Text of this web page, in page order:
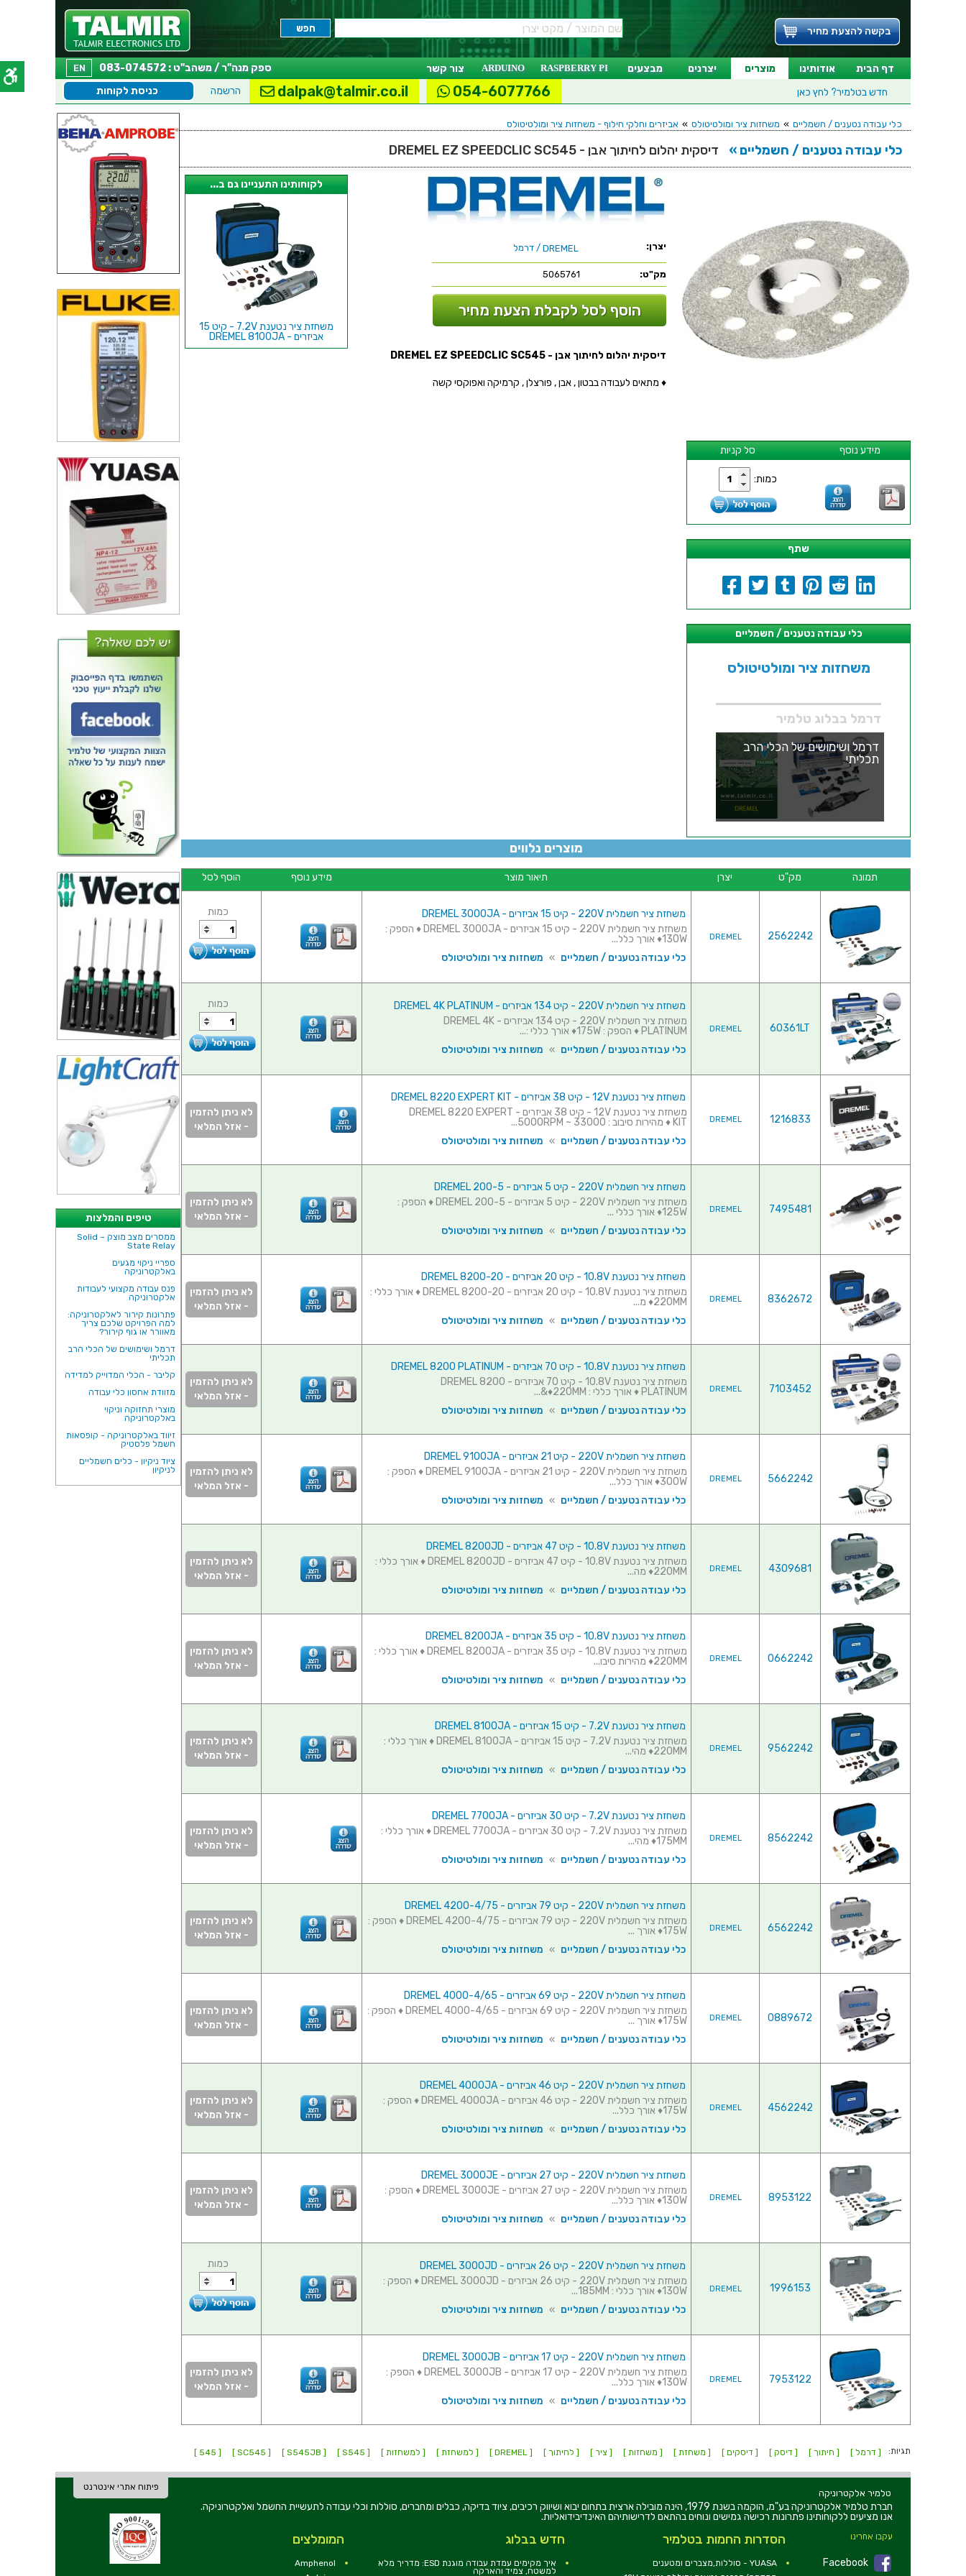
בקשה להצעת מחיר
דף הבית אודותינו מוצרים יצרנים מבצעים RASPBERRY PI
ARDUINO צור קשר EN
ספק מנה"ר / משהב"ט : 083-074572
חדש בטלמיר? לחץ כאן כניסת לקוחות הרשמה dalpak@talmir.co.il 054-6077766
טיפים והמלצות
ממסרים מצב מוצק – Solid
State Relay
ספריי ניקוי מגעים
באלקטרוניקה
פנס עבודה מקצועי לעבודות
אלקטרוניקה
פתרונות קירור לאלקטרוניקה:
למה הפרויקט שלכם צריך
מאוורר או גוף קירור?
דרמל ושימושים של הכלי הרב
תכליתי
קליבר - הכלי המדוייק למדידה
מזוודת אחסון כלי עבודה
מוצרי תחזוקה וניקוי
באלקטרוניקה
זיווד באלקטרוניקה - קופסאות
חשמל פלסטיק
ציוד ניקיון - כלים חשמליים
לניקיון
כלי עבודה נטענים / חשמליים » משחזות ציר ומולטיטולס » אביזרים וחלקי חילוף - משחזות ציר ומולטיטולס
כלי עבודה נטענים / חשמליים » דיסקית יהלום לחיתוך אבן - DREMEL EZ SPEEDCLIC SC545
סל קניות מידע נוסף
כמות:
שתף
כלי עבודה נטענים / חשמליים
משחזות ציר ומולטיטולס
דרמל בבלוג טלמיר
דרמל ושימושים של הכלי הרב
תכליתי
יצרן: DREMEL / דרמל
מק"ט: 5065761
הוסף לסל לקבלת הצעת מחיר
לקוחותינו התעניינו גם ב...
משחזת ציר נטענת 7.2V - קיט 15
אביזרים - DREMEL 8100JA
דיסקית יהלום לחיתוך אבן - DREMEL EZ SPEEDCLIC SC545
♦ מתאים לעבודה בבטון , אבן , פורצלן , קרמיקה ואפוקסי קשה
מוצרים נלווים
תמונה מק"ט יצרן תיאור מוצר מידע נוסף הוסף לסל
2562242
DREMEL
משחזת ציר חשמלית 220V - קיט 15 אביזרים - DREMEL 3000JA
משחזת ציר חשמלית 220V - קיט 15 אביזרים - DREMEL 3000JA ♦ הספק :
130W♦ אורך כלל...
כלי עבודה נטענים / חשמליים » משחזות ציר ומולטיטולס
כמות
60361LT
DREMEL
משחזת ציר חשמלית 220V - קיט 134 אביזרים - DREMEL 4K PLATINUM
משחזת ציר חשמלית 220V - קיט 134 אביזרים - DREMEL 4K
PLATINUM ♦ הספק : 175W♦ אורך כללי :...
כלי עבודה נטענים / חשמליים » משחזות ציר ומולטיטולס
כמות
1216833
DREMEL
משחזת ציר נטענת 12V - קיט 38 אביזרים - DREMEL 8220 EXPERT KIT
משחזת ציר נטענת 12V - קיט 38 אביזרים - DREMEL 8220 EXPERT
KIT ♦ מהירות סיבוב : 5000RPM ~ 33000...
כלי עבודה נטענים / חשמליים » משחזות ציר ומולטיטולס
לא ניתן להזמין
- אזל המלאי
7495481
DREMEL
משחזת ציר חשמלית 220V - קיט 5 אביזרים - DREMEL 200-5
משחזת ציר חשמלית 220V - קיט 5 אביזרים - DREMEL 200-5 ♦ הספק :
125W♦ אורך כללי ...
כלי עבודה נטענים / חשמליים » משחזות ציר ומולטיטולס
לא ניתן להזמין
- אזל המלאי
8362672
DREMEL
משחזת ציר נטענת 10.8V - קיט 20 אביזרים - DREMEL 8200-20
משחזת ציר נטענת 10.8V - קיט 20 אביזרים - DREMEL 8200-20 ♦ אורך כללי :
220MM♦ מ...
כלי עבודה נטענים / חשמליים » משחזות ציר ומולטיטולס
לא ניתן להזמין
- אזל המלאי
7103452
DREMEL
משחזת ציר נטענת 10.8V - קיט 70 אביזרים - DREMEL 8200 PLATINUM
משחזת ציר נטענת 10.8V - קיט 70 אביזרים - DREMEL 8200
PLATINUM ♦ אורך כללי : 220MM♦&...
כלי עבודה נטענים / חשמליים » משחזות ציר ומולטיטולס
לא ניתן להזמין
- אזל המלאי
5662242
DREMEL
משחזת ציר חשמלית 220V - קיט 21 אביזרים - DREMEL 9100JA
משחזת ציר חשמלית 220V - קיט 21 אביזרים - DREMEL 9100JA ♦ הספק :
300W♦ אורך כלל...
כלי עבודה נטענים / חשמליים » משחזות ציר ומולטיטולס
לא ניתן להזמין
- אזל המלאי
4309681
DREMEL
משחזת ציר נטענת 10.8V - קיט 47 אביזרים - DREMEL 8200JD
משחזת ציר נטענת 10.8V - קיט 47 אביזרים - DREMEL 8200JD ♦ אורך כללי :
220MM♦ מה...
כלי עבודה נטענים / חשמליים » משחזות ציר ומולטיטולס
לא ניתן להזמין
- אזל המלאי
0662242
DREMEL
משחזת ציר נטענת 10.8V - קיט 35 אביזרים - DREMEL 8200JA
משחזת ציר נטענת 10.8V - קיט 35 אביזרים - DREMEL 8200JA ♦ אורך כללי :
220MM♦ מהירות סיבו...
כלי עבודה נטענים / חשמליים » משחזות ציר ומולטיטולס
לא ניתן להזמין
- אזל המלאי
9562242
DREMEL
משחזת ציר נטענת 7.2V - קיט 15 אביזרים - DREMEL 8100JA
משחזת ציר נטענת 7.2V - קיט 15 אביזרים - DREMEL 8100JA ♦ אורך כללי :
220MM♦ מהי...
כלי עבודה נטענים / חשמליים » משחזות ציר ומולטיטולס
לא ניתן להזמין
- אזל המלאי
8562242
DREMEL
משחזת ציר נטענת 7.2V - קיט 30 אביזרים - DREMEL 7700JA
משחזת ציר נטענת 7.2V - קיט 30 אביזרים - DREMEL 7700JA ♦ אורך כללי :
175MM♦ מהי...
כלי עבודה נטענים / חשמליים » משחזות ציר ומולטיטולס
לא ניתן להזמין
- אזל המלאי
6562242
DREMEL
משחזת ציר חשמלית 220V - קיט 79 אביזרים - DREMEL 4200-4/75
משחזת ציר חשמלית 220V - קיט 79 אביזרים - DREMEL 4200-4/75 ♦ הספק :
175W♦ אורך ...
כלי עבודה נטענים / חשמליים » משחזות ציר ומולטיטולס
לא ניתן להזמין
- אזל המלאי
0889672
DREMEL
משחזת ציר חשמלית 220V - קיט 69 אביזרים - DREMEL 4000-4/65
משחזת ציר חשמלית 220V - קיט 69 אביזרים - DREMEL 4000-4/65 ♦ הספק :
175W♦ אורך ...
כלי עבודה נטענים / חשמליים » משחזות ציר ומולטיטולס
לא ניתן להזמין
- אזל המלאי
4562242
DREMEL
משחזת ציר חשמלית 220V - קיט 46 אביזרים - DREMEL 4000JA
משחזת ציר חשמלית 220V - קיט 46 אביזרים - DREMEL 4000JA ♦ הספק :
175W♦ אורך כלל...
כלי עבודה נטענים / חשמליים » משחזות ציר ומולטיטולס
לא ניתן להזמין
- אזל המלאי
8953122
DREMEL
משחזת ציר חשמלית 220V - קיט 27 אביזרים - DREMEL 3000JE
משחזת ציר חשמלית 220V - קיט 27 אביזרים - DREMEL 3000JE ♦ הספק :
130W♦ אורך כלל...
כלי עבודה נטענים / חשמליים » משחזות ציר ומולטיטולס
לא ניתן להזמין
- אזל המלאי
1996153
DREMEL
משחזת ציר חשמלית 220V - קיט 26 אביזרים - DREMEL 3000JD
משחזת ציר חשמלית 220V - קיט 26 אביזרים - DREMEL 3000JD ♦ הספק :
130W♦ אורך כללי : 185MM...
כלי עבודה נטענים / חשמליים » משחזות ציר ומולטיטולס
כמות
7953122
DREMEL
משחזת ציר חשמלית 220V - קיט 17 אביזרים - DREMEL 3000JB
משחזת ציר חשמלית 220V - קיט 17 אביזרים - DREMEL 3000JB ♦ הספק :
130W♦ אורך כלל...
כלי עבודה נטענים / חשמליים » משחזות ציר ומולטיטולס
לא ניתן להזמין
- אזל המלאי
תגיות: [ דרמל ] [ חיתוך ] [ דיסק ] [ דיסקים ] [ משחזת ] [ משחזות ] [ ציר ] [ לחיתוך ] [ DREMEL ] [ למשחזת ] [ למשחזות ] [ S545 ]
[ S545JB ]
[ SC545 ]
[ 545 ]
פיתוח אתרי אינטרנט
טלמיר אלקטרוניקה
חברת טלמיר אלקטרוניקה בע"מ, הוקמה בשנת 1979, הינה מובילה ארצית בתחום יבוא ושיווק רכיבים, ציוד בדיקה, כבלים ומחברים, סוללות וכלי עבודה לתעשיית החשמל ואלקטרוניקה.
אנו מציעים ללקוחותינו פתרונות רכישה גמישים ונוחים בהתאם לדרישותיהם האינדיבידואליות.
עקבו אחרינו
Facebook
המומלצים
Amphenol
חדש בבלוג
איך מקימים עמדת עבודה מוגנת ESD: מדריך מלא
למשטח, צמיד והארקה
הסדרות החמות בטלמיר
YUASA - סוללות,מצברים ומטענים